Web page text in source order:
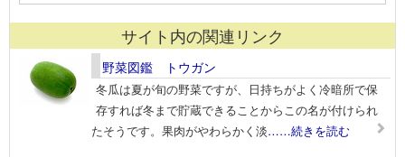
サイト内の関連リンク
野菜図鑑 トウガン
冬瓜は夏が旬の野菜ですが、日持ちがよく冷暗所で保
存すれば冬まで貯蔵できることからこの名が付けられ
たそうです。果肉がやわらかく淡……続きを読む